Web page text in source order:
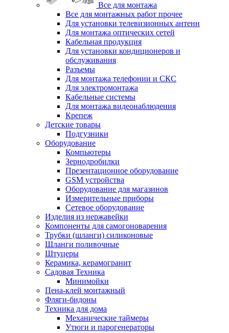
Все для монтажа
Все для монтажных работ прочее
Для установки телевизионных антенн
Для монтажа оптических сетей
Кабельная продукция
Для установки кондиционеров и
обслуживания
Разъемы
Для монтажа телефонии и СКС
Для электромонтажа
Кабельные системы
Для монтажа видеонаблюдения
Крепеж
Детские товары
Подгузники
Оборудование
Компьютеры
Зернодробилки
Презентационное оборудование
GSM устройства
Оборудование для магазинов
Измерительные приборы
Сетевое оборудование
Изделия из нержавейки
Компоненты для самогоноварения
Трубки (шланги) силиконовые
Шланги поливочные
Штуцеры
Керамика, керамогранит
Садовая Техника
Минимойки
Пена-клей монтажный
Фляги-бидоны
Техника для дома
Механические таймеры
Утюги и парогенераторы